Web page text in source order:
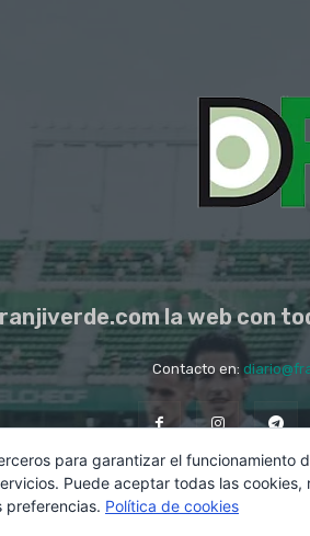
la web con
Contacto en:
para garantizar el funcionamiento
Puede aceptar todas las cookies,
preferencias. Política de cookies